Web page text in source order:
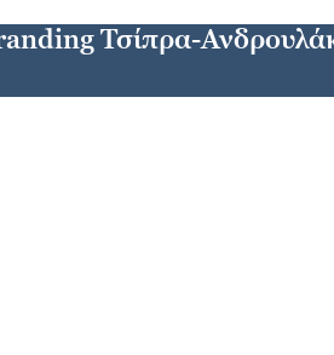
Τσίπρα-